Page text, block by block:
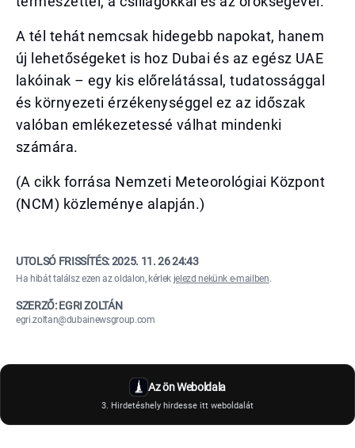
A tél tehát nemcsak hidegebb napokat, hanem
új lehetőségeket is hoz Dubai és az egész UAE
lakóinak – egy kis előrelátással, tudatossággal
és környezeti érzékenységgel ez az időszak
valóban emlékezetessé válhat mindenki
számára.
(A cikk forrása Nemzeti Meteorológiai Központ
(NCM) közleménye alapján.)
UTOLSÓ FRISSÍTÉS:2025. 11. 26 24:43
Ha hibát találsz ezen az oldalon, kérlek jelezd nekünk e-mailben.
SZERZŐ: EGRI ZOLTÁN
egri.zoltan@dubainewsgroup.com
Az ön Weboldala
3. Hirdetéshely hirdesse itt weboldalát